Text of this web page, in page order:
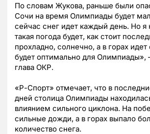
По словам Жукова, раньше были
Сочи на время Олимпиады будет
сейчас снег идет каждый день. Но я
такая погода будет, как стоит
прохладно, солнечно, а в горах идет
будет оптимально для Олимпиады»,
глава ОКР.
«Р-Спорт» отмечает, что в
дней столица Олимпиады
влиянием сильного циклона. На
сильные дожди, а в горах выпало
количество снега.